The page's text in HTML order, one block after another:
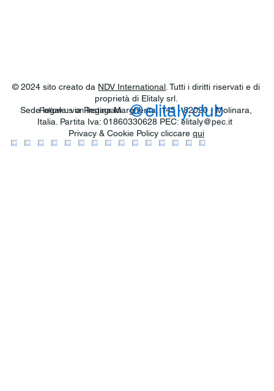
© 2024 sito creato da NDV International . Tutti i diritti riservati e di
proprietà di Elitaly srl.
Sede legale: via Regina Margherita, 145 - 82020 - Molinara,
Italia. Partita Iva: 01860330628 PEC:elitaly@pec.it
Privacy & Cookie Policy cliccare qui
Follow us on Instagram @elitaly.club